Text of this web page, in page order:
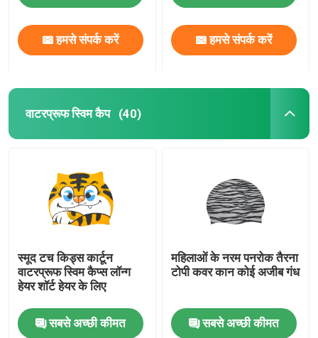
हमसे संपर्क करें हमसे संपर्क करें
वाटरप्रूफ स्विम कैप (40)
स्मूद टच किड्स कार्टून
वाटरप्रूफ स्विम कैप्स लॉन्ग
हेयर शॉर्ट हेयर के लिए
सबसे अच्छी कीमत
महिलाओं के नरम पनरोक तैरना
टोपी कवर कान कोई अजीब गंध
सबसे अच्छी कीमत